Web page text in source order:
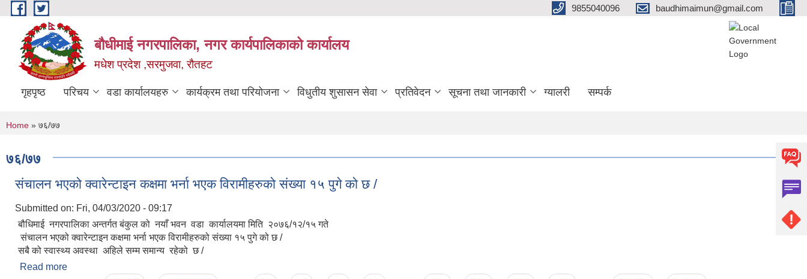
Skip to main content 9855040096 baudhimaimun@gmail.com
बौधीमाई नगरपालिका, नगर कार्यपालिकाको कार्यालय
मधेश प्रदेश ,सरमुजवा, रौतहट
गृहपृष्ठ परिचय वडा कार्यालयहरु कार्यक्रम तथा परियोजना विधुतीय शुसासन सेवा प्रतिवेदन सूचना तथा जानकारी ग्यालरी सम्पर्क
You are here
Home » ७६/७७
७६/७७
संचालन भएको क्वारेन्टाइन कक्षमा भर्ना भएक विरामीहरुको संख्या १५ पुगे को छ /
Submitted on: Fri, 04/03/2020 - 09:17
बौधिमाई नगरपालिका अन्तर्गत बंकुल को नयाँ भवन वडा कार्यालयमा मिति २०७६/१२/१५ गते
संचालन भएको क्वारेन्टाइन कक्षमा भर्ना भएक विरामीहरुको संख्या १५ पुगे को छ /
सबै को स्वास्थ्य अवस्था अहिले सम्म समान्य रहेको छ /
Read more